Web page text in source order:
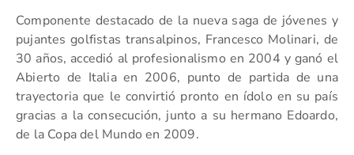
Componente destacado de la nueva saga de jóvenes y
pujantes golfistas transalpinos, Francesco Molinari, de
30 años, accedió al profesionalismo en 2004 y ganó el
Abierto de Italia en 2006, punto de partida de una
trayectoria que le convirtió pronto en ídolo en su país
gracias a la consecución, junto a su hermano Edoardo,
de la Copa del Mundo en 2009.